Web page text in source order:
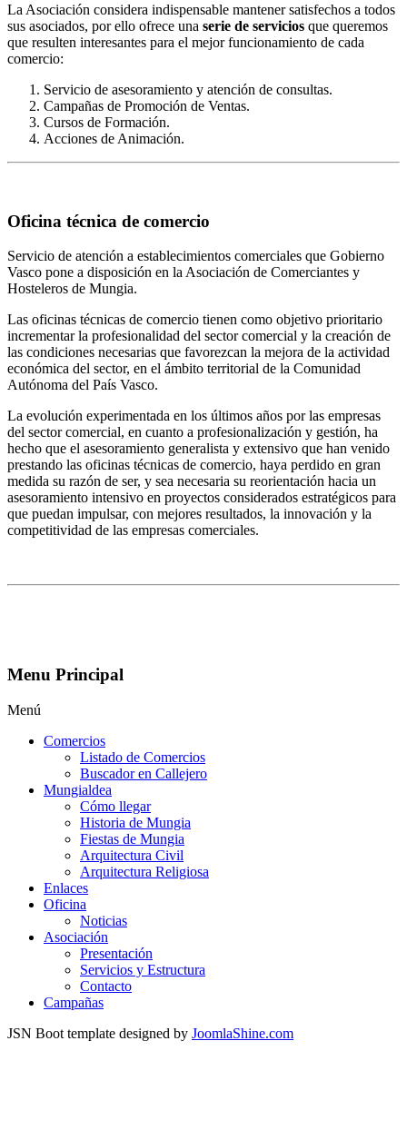
La Asociación considera indispensable mantener satisfechos a todos
sus asociados, por ello ofrece una serie de servicios que queremos
que resulten interesantes para el mejor funcionamiento de cada
comercio:
Servicio de asesoramiento y atención de consultas.
Campañas de Promoción de Ventas.
Cursos de Formación.
Acciones de Animación.
Oficina técnica de comercio
Servicio de atención a establecimientos comerciales que Gobierno
Vasco pone a disposición en la Asociación de Comerciantes y
Hosteleros de Mungia.
Las oficinas técnicas de comercio tienen como objetivo prioritario
incrementar la profesionalidad del sector comercial y la creación de
las condiciones necesarias que favorezcan la mejora de la actividad
económica del sector, en el ámbito territorial de la Comunidad
Autónoma del País Vasco.
La evolución experimentada en los últimos años por las empresas
del sector comercial, en cuanto a profesionalización y gestión, ha
hecho que el asesoramiento generalista y extensivo que han venido
prestando las oficinas técnicas de comercio, haya perdido en gran
medida su razón de ser, y sea necesaria su reorientación hacia un
asesoramiento intensivo en proyectos considerados estratégicos para
que puedan impulsar, con mejores resultados, la innovación y la
competitividad de las empresas comerciales.
Menu Principal
Menú
Comercios
Listado de Comercios
Buscador en Callejero
Mungialdea
Cómo llegar
Historia de Mungia
Fiestas de Mungia
Arquitectura Civil
Arquitectura Religiosa
Enlaces
Oficina
Noticias
Asociación
Presentación
Servicios y Estructura
Contacto
Campañas
JSN Boot template designed by JoomlaShine.com